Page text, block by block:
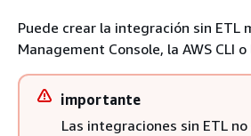
Puede crear la integración sin ETL
Management Console, la AWS CLI o
importante
Las integraciones sin ETL